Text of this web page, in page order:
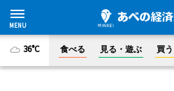
36°C 食べる 見る・遊ぶ 買う